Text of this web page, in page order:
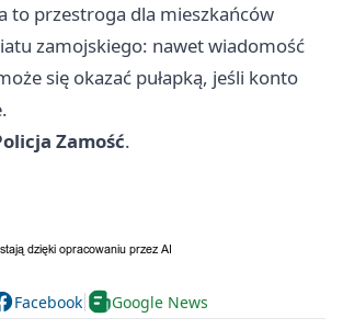
to przestroga dla mieszkańców
zamojskiego: nawet wiadomość
się okazać pułapką, jeśli konto
Zamość.
Facebook Google News